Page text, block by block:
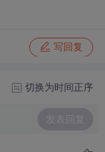
写回复
切换为时间正序
发表回复